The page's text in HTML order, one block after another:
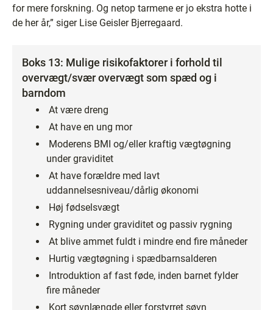
for mere forskning. Og netop tarmene er jo ekstra hotte i
de her år,” siger Lise Geisler Bjerregaard.
Boks 13: Mulige risikofaktorer i forhold til
overvægt/svær overvægt som spæd og i
barndom
At være dreng
At have en ung mor
Moderens BMI og/eller kraftig vægtøgning
under graviditet
At have forældre med lavt
uddannelsesniveau/dårlig økonomi
Høj fødselsvægt
Rygning under graviditet og passiv rygning
At blive ammet fuldt i mindre end fire måneder
Hurtig vægtøgning i spædbarnsalderen
Introduktion af fast føde, inden barnet fylder
fire måneder
Kort søvnlængde eller forstyrret søvn